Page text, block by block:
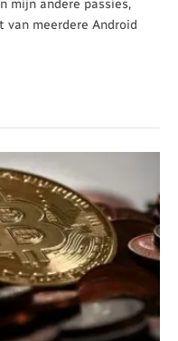
mijn andere passies,
meerdere Android